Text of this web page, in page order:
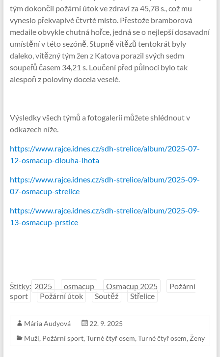
tým dokončil požární útok ve zdraví za 45,78 s., což mu
vyneslo překvapivé čtvrté místo. Přestože bramborová
medaile obvykle chutná hořce, jedná se o nejlepší dosavadní
umístění v této sezóně. Stupně vítězů tentokrát byly
daleko, vítězný tým žen z Katova porazil svých sedm
soupeřů časem 34,21 s. Loučení před půlnocí bylo tak
alespoň z poloviny docela veselé.
Výsledky všech týmů a fotogalerii můžete shlédnout v
odkazech níže.
https://www.rajce.idnes.cz/sdh-strelice/album/2025-07-
12-osmacup-dlouha-lhota
https://www.rajce.idnes.cz/sdh-strelice/album/2025-09-
07-osmacup-strelice
https://www.rajce.idnes.cz/sdh-strelice/album/2025-09-
13-osmacup-prstice
Štítky: 2025 osmacup Osmacup 2025
Požární
sport
Požární útok Soutěž Střelice
Mária Audyová
22. 9. 2025
Muži, Požární sport, Turné čtyř osem, Turné čtyř osem, Ženy